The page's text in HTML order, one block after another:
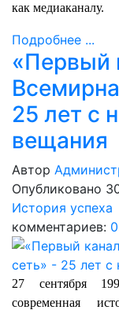
как медиаканалу.
Подробнее ...
«Первый
25 лет с
вещания
Автор
Опубликовано
История успеха
комментариев: 0
27 сентября
современная